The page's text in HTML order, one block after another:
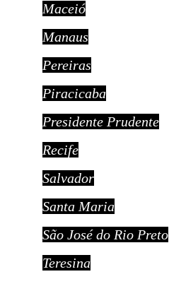
Maceió
Manaus
Pereiras
Piracicaba
Presidente Prudente
Recife
Salvador
Santa Maria
São José do Rio Preto
Teresina